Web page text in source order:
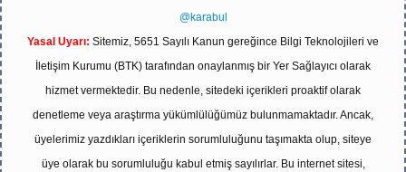
@karabul
Yasal Uyarı: Sitemiz, 5651 Sayılı Kanun gereğince Bilgi Teknolojileri ve
İletişim Kurumu (BTK) tarafından onaylanmış bir Yer Sağlayıcı olarak
hizmet vermektedir. Bu nedenle, sitedeki içerikleri proaktif olarak
denetleme veya araştırma yükümlülüğümüz bulunmamaktadır. Ancak,
üyelerimiz yazdıkları içeriklerin sorumluluğunu taşımakta olup, siteye
üye olarak bu sorumluluğu kabul etmiş sayılırlar. Bu internet sitesi,